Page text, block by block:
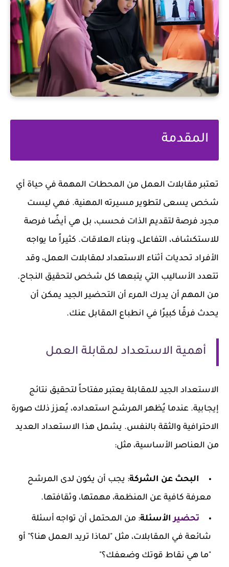
المقدمة
تعتبر مقابلات العمل من المحطات المهمة في حياة أي
شخص يسعى لتطوير مسيرته المهنية. فهي ليست
مجرد فرصة لتقديم الذات فحسب، بل هي أيضًا فرصة
للاستكشاف، التفاعل، وبناء العلاقات. كثيراً ما يواجه
الأفراد تحديات أثناء الاستعداد لمقابلات العمل، وقد
تتعدد الأساليب التي يتبعها كل شخص لتحقيق النجاح.
من المهم أن يدرك المرء أن التحضير الجيد يمكن أن
يحدث فرقًا كبيرًا في انطباع المقابل عنك.
أهمية الاستعداد لمقابلة العمل
الاستعداد الجيد للمقابلة يعتبر مفتاحاً لتحقيق نتائج
إيجابية. عندما يُظهر المرشح استعداده، يُعزز ذلك صورة
الاحترافية والثقة بالنفس. يشمل هذا الاستعداد العديد
من العناصر الأساسية، مثل:
البحث عن الشركة: يجب أن يكون لدى المرشح
معرفة كافية عن المنظمة، مهمتها، وثقافتها.
تحضيرالأسئلة: من المحتمل أن تواجه أسئلة
شائعة في المقابلات، مثل "لماذا تريد العمل هنا؟" أو
"ما هي نقاط قوتك وضعفك؟"